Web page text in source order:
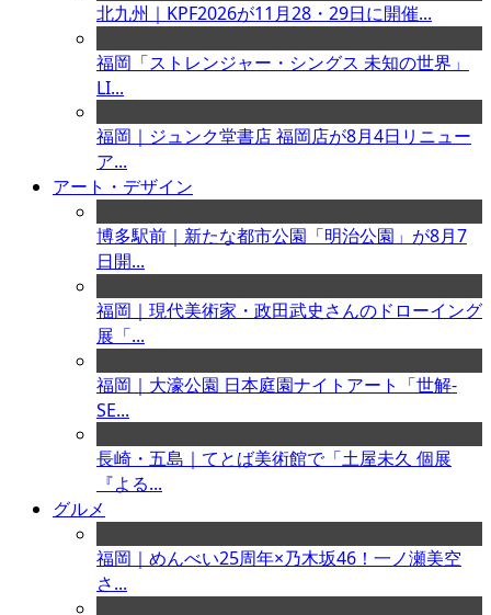
北九州｜KPF2026が11月28・29日に開催...
福岡「ストレンジャー・シングス 未知の世界」
LI...
福岡｜ジュンク堂書店 福岡店が8月4日リニュー
ア...
アート・デザイン
博多駅前｜新たな都市公園「明治公園」が8月7
日開...
福岡｜現代美術家・政田武史さんのドローイング
展「...
福岡｜大濠公園 日本庭園ナイトアート「世解-
SE...
長崎・五島｜てとば美術館で「土屋未久 個展
『よる...
グルメ
福岡｜めんべい25周年×乃木坂46！一ノ瀬美空
さ...